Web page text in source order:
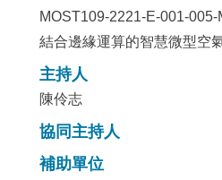
MOST109-2221-E-001-005-
結合邊緣運算的智慧微型空
主持人
陳伶志
協同主持人
補助單位